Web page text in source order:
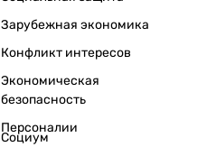
Зарубежная экономика
Конфликт интересов
Экономическая
безопасность
Персоналии
Социум